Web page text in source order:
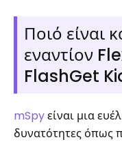
Ποιό είναι
εναντίον
FlashGet
mSpyείναι μια
δυνατότητες όπως